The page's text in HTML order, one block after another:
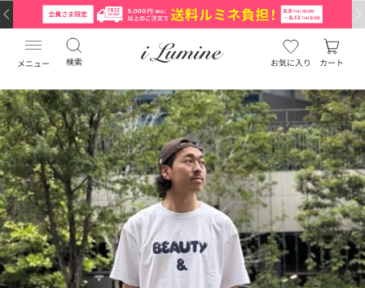
メニュー 検索 お気に入り カート